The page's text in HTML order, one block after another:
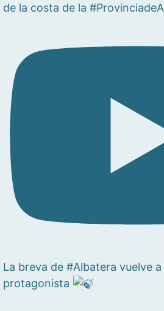
de la costa de la
La breva de #Albatera vuelve
protagonista